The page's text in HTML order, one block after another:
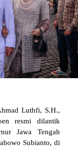
Luthfi, S.H.,
resmi dilantik
Jawa Tengah
Subianto, di